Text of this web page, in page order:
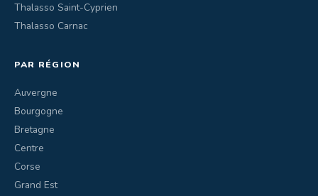
Thalasso Saint-Cyprien
Thalasso Carnac
PAR RÉGION
Auvergne
Bourgogne
Bretagne
Centre
Corse
Grand Est